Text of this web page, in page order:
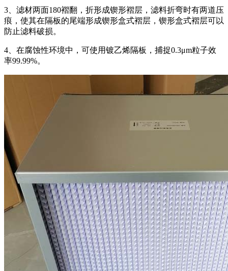
3、滤材两面180褶翻，折形成锲形褶层，滤料折弯时有两道压
痕，使其在隔板的尾端形成锲形盒式褶层，锲形盒式褶层可以
防止滤料破损。
4、在腐蚀性环境中，可使用镀乙烯隔板，捕捉0.3μm粒子效
率99.99%。